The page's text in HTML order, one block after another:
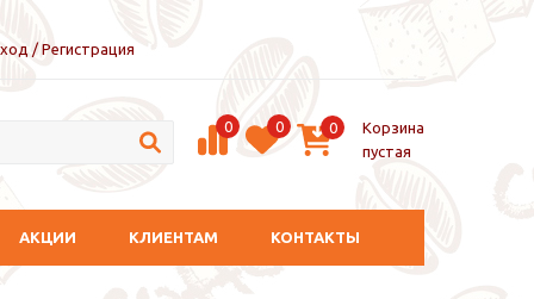
/ Регистрация
0 0 0
Корзина
пустая
АКЦИИ КЛИЕНТАМ КОНТАКТЫ